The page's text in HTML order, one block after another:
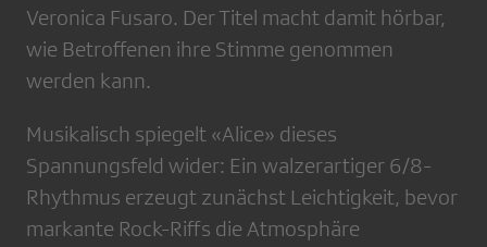
Veronica Fusaro. Der Titel macht damit hörbar,
wie Betroffenen ihre Stimme genommen
werden kann.
Musikalisch spiegelt «Alice» dieses
Spannungsfeld wider: Ein walzerartiger 6/8-
Rhythmus erzeugt zunächst Leichtigkeit, bevor
markante Rock-Riffs die Atmosphäre